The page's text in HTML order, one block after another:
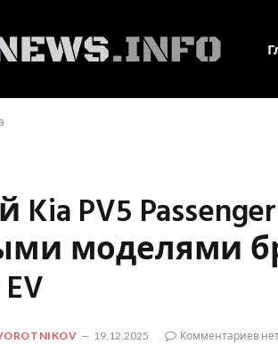
PV5
моделями
19.12.2025 Комментариев